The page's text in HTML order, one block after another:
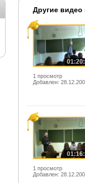
Другие видео
1 просмотр
Добавлен:
1 просмотр
Добавлен: